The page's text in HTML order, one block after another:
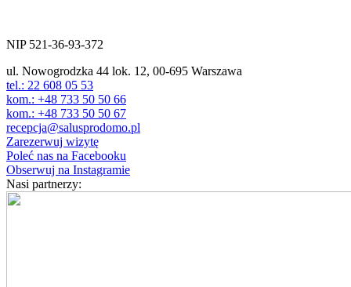
NIP 521-36-93-372
ul. Nowogrodzka 44 lok. 12, 00-695 Warszawa
tel.: 22 608 05 53
kom.: +48 733 50 50 66
kom.: +48 733 50 50 67
recepcja@salusprodomo.pl
Zarezerwuj wizytę
Poleć nas na Facebooku
Obserwuj na Instagramie
Nasi partnerzy: